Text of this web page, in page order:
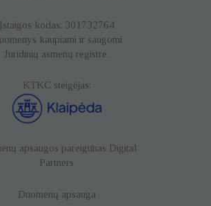
Įstaigos kodas: 301732764
kaupiami ir saugomi
Juridinių asmenų registre.
KTKC steigėjas:
apsaugos pareigūnas Digital
Partners
Duomenų apsauga